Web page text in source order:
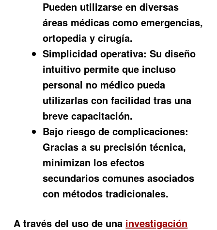
Pueden utilizarse en diversas
áreas médicas como emergencias,
ortopedia y cirugía.
Simplicidad operativa: Su diseño
intuitivo permite que incluso
personal no médico pueda
utilizarlas con facilidad tras una
breve capacitación.
Bajo riesgo de complicaciones:
Gracias a su precisión técnica,
minimizan los efectos
secundarios comunes asociados
con métodos tradicionales.
A través del uso de una investigación